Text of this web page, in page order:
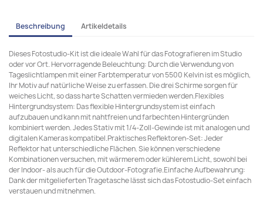
Beschreibung Artikeldetails
Dieses Fotostudio-Kit ist die ideale Wahl für das Fotografieren im Studio
oder vor Ort. Hervorragende Beleuchtung: Durch die Verwendung von
Tageslichtlampen mit einer Farbtemperatur von 5500 Kelvin ist es möglich,
Ihr Motiv auf natürliche Weise zu erfassen. Die drei Schirme sorgen für
weiches Licht, so dass harte Schatten vermieden werden.Flexibles
Hintergrundsystem: Das flexible Hintergrundsystem ist einfach
aufzubauen und kann mit nahtfreien und farbechten Hintergründen
kombiniert werden. Jedes Stativ mit 1/4-Zoll-Gewinde ist mit analogen und
digitalen Kameras kompatibel.Praktisches Reflektoren-Set: Jeder
Reflektor hat unterschiedliche Flächen. Sie können verschiedene
Kombinationen versuchen, mit wärmerem oder kühlerem Licht, sowohl bei
der Indoor- als auch für die Outdoor-Fotografie.Einfache Aufbewahrung:
Dank der mitgelieferten Tragetasche lässt sich das Fotostudio-Set einfach
verstauen und mitnehmen.